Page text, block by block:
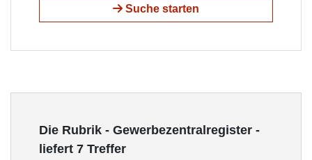
Suche starten
Die Rubrik - Gewerbezentralregister -
liefert 7 Treffer